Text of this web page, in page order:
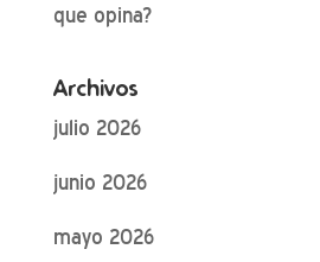
que opina?
Archivos
julio 2026
junio 2026
mayo 2026